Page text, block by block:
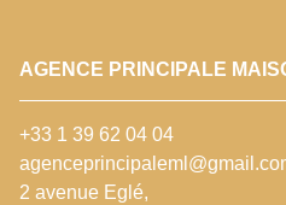
AGENCE PRINCIPALE
+33 1 39 62 04 04
2 avenue Eglé,